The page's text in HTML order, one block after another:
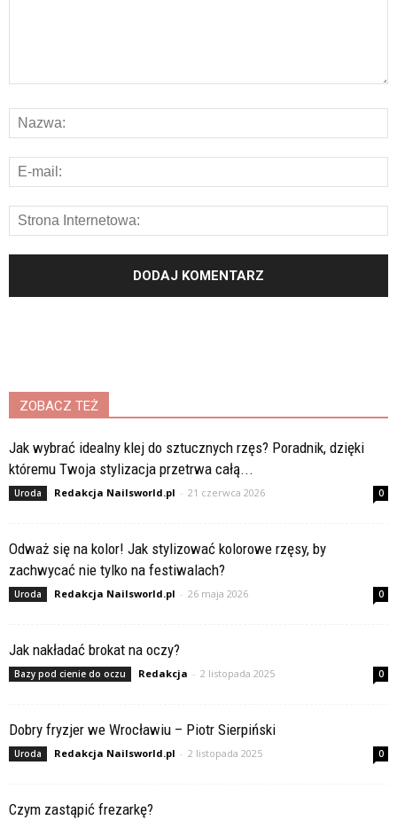
ZOBACZ TEŻ
Jak wybrać idealny klej do sztucznych rzęs? Poradnik, dzięki
któremu Twoja stylizacja przetrwa całą...
Uroda Redakcja Nailsworld.pl - 21 czerwca 2026 0
Odważ się na kolor! Jak stylizować kolorowe rzęsy, by
zachwycać nie tylko na festiwalach?
Uroda Redakcja Nailsworld.pl - 26 maja 2026 0
Jak nakładać brokat na oczy?
Bazy pod cienie do oczu Redakcja - 2 listopada 2025 0
Dobry fryzjer we Wrocławiu – Piotr Sierpiński
Uroda Redakcja Nailsworld.pl - 2 listopada 2025 0
Czym zastąpić frezarkę?